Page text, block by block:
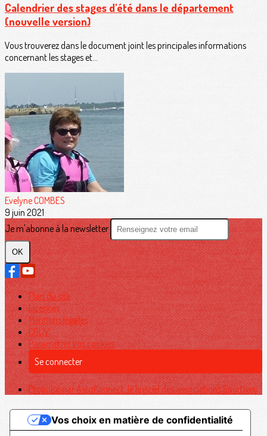
Calendrier des stages d'été dans le département
(nouvelle version)
Vous trouverez dans le document joint les principales informations
concernant les stages et...
Evelyne COMBES
9 juin 2021
Je m'abonne à la newsletter
OK
Plan du site
Licences
Mentions légales
CGUV
Paramétrer vos cookies
Se connecter
Propulsé par AssoConnect, le logiciel des associations Sportives
Vos choix en matière de confidentialité